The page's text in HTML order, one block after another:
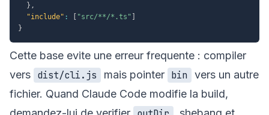
} ,
"include" : "src/**/*.ts"
}
Cette base evite une erreur frequente : compiler
vers dist/cli.js mais pointer bin
vers un autre
fichier. Quand Claude Code modifie la build,